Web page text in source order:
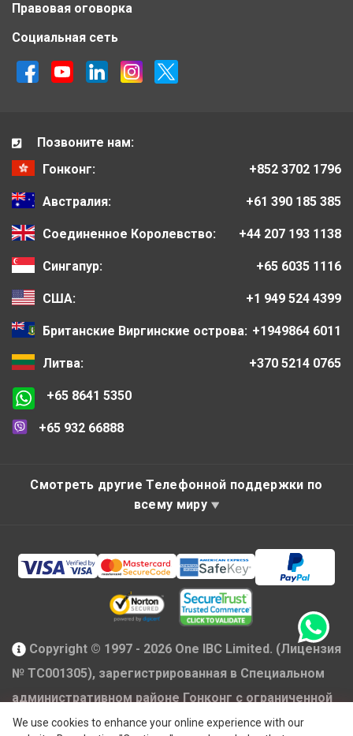
Правовая оговорка
Социальная сеть
We use cookies to enhance your online experience with our
Позвоните нам:
Гонконг:
+852 3702 1796
Австралия: +61 390 185 385
Соединенное Королевство: +44 207 193 1138
Сингапур: +65 6035 1116
США: +1 949 524 4399
Британские Виргинские острова: +1949864 6011
Литва: +370 5214 0765
+65 8641 5350
+65 932 66888
Смотреть другие Телефонной поддержки по
всему миру
Copyright © 1997 - 2026 One IBC Limited. (Лицензия
№ TC001305), зарегистрированная в Специальном
административном районе Гонконг с ограниченной
ответственностью и являющаяся членом сети One